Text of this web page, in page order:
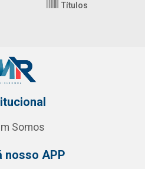
Títulos
Somos
nosso APP